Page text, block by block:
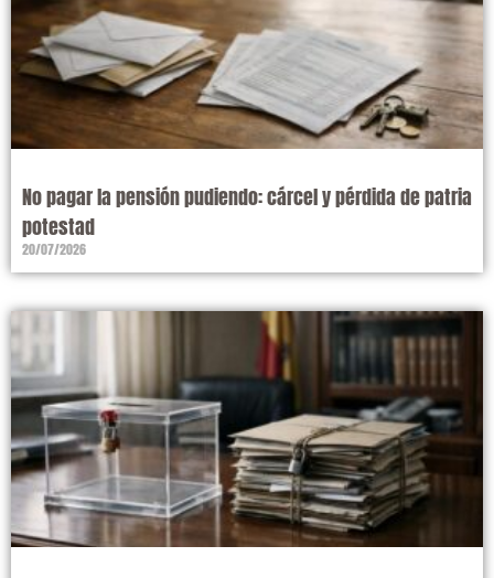
No pagar la pensión pudiendo: cárcel y pérdida de patria
potestad
20/07/2026